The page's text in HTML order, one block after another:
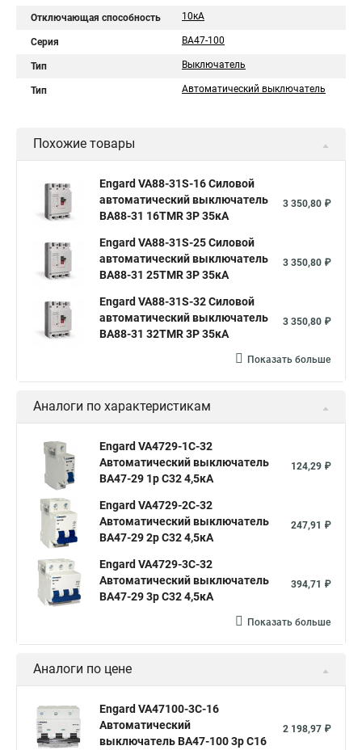
Отключающая способность 10кA
Серия ВА47-100
Тип Выключатель
Тип Автоматический выключатель
Похожие товары
Engard VA88-31S-16 Силовой
автоматический выключатель
ВА88-31 16TMR 3P 35кА
3 350,80 ₽
Engard VA88-31S-25 Силовой
автоматический выключатель
ВА88-31 25TMR 3P 35кА
3 350,80 ₽
Engard VA88-31S-32 Силовой
автоматический выключатель
ВА88-31 32TMR 3P 35кА
3 350,80 ₽
Показать больше
Аналоги по характеристикам
Engard VA4729-1C-32
Автоматический выключатель
ВА47-29 1р C32 4,5кА
124,29 ₽
Engard VA4729-2С-32
Автоматический выключатель
ВА47-29 2р C32 4,5кА
247,91 ₽
Engard VA4729-3С-32
Автоматический выключатель
ВА47-29 3р C32 4,5кА
394,71 ₽
Показать больше
Аналоги по цене
Engard VA47100-3C-16
Автоматический
выключатель ВА47-100 3р C16
2 198,97 ₽